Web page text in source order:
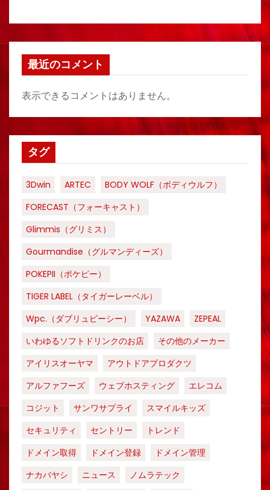
最近のコメント
表示できるコメントはありません。
タグ
3Dwin ARTEC
BODY WOLF（ボディウルフ）
FORECAST（フォーキャスト）
Glimmis（グリミス）
Gourmandise（グルマンディーズ）
POKEPII（ポケピー）
TIGER LABEL（タイガーレーベル）
Wpc.（ダブリュピーシー）
YAZAWA
ZEPEAL
いわゆるソフトドリンクのお店
その他のメーカー
アイリスオーヤマ
アウトドアプロダクツ
アルファフーズ
ウェブホスティング
エレコム
コジット
サンワサプライ
スマイルキッズ
セキュリティ
セントリー
トレンド
ドメイン取得
ドメイン登録
ドメイン管理
ナカバヤシ
ニュース
ノムラテック